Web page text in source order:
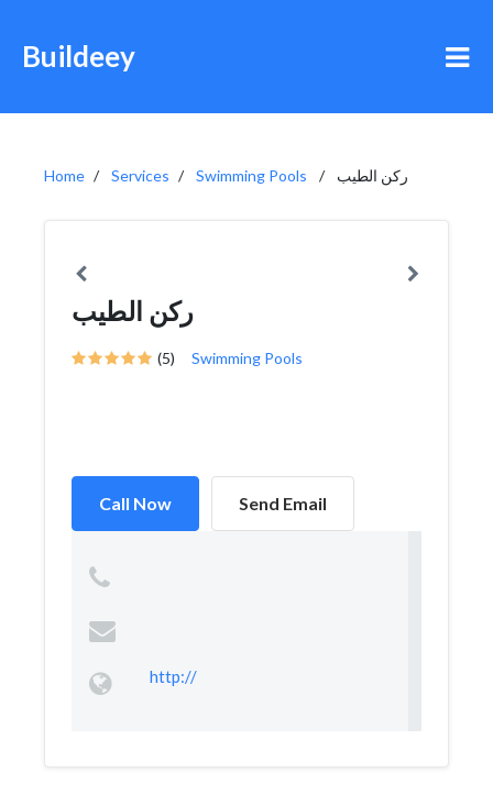
Buildeey
Home Services Swimming Pools ركن الطيب
ركن الطيب
(5) Swimming Pools
Call Now Send Email
http://